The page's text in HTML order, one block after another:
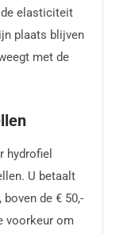
de elasticiteit
plaats blijven
met de
hydrofiel
U betaalt
de € 50,-
voorkeur om